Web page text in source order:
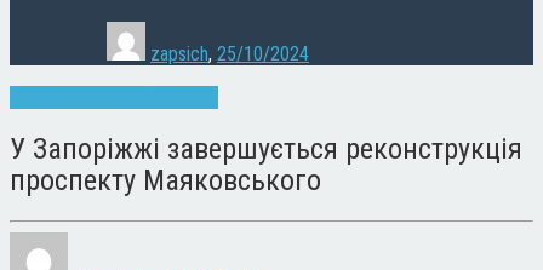
zapsich, 25/10/2024
У Запоріжжі завершується реконструкція
проспекту Маяковського